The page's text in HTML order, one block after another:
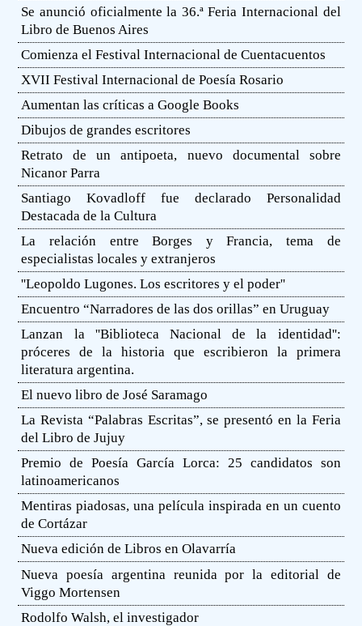
Se anunció oficialmente la 36.ª Feria Internacional del
Libro de Buenos Aires
Comienza el Festival Internacional de Cuentacuentos
XVII Festival Internacional de Poesía Rosario
Aumentan las críticas a Google Books
Dibujos de grandes escritores
Retrato de un antipoeta, nuevo documental sobre
Nicanor Parra
Santiago Kovadloff fue declarado Personalidad
Destacada de la Cultura
La relación entre Borges y Francia, tema de
especialistas locales y extranjeros
''Leopoldo Lugones. Los escritores y el poder''
Encuentro “Narradores de las dos orillas” en Uruguay
Lanzan la ''Biblioteca Nacional de la identidad'':
próceres de la historia que escribieron la primera
literatura argentina.
El nuevo libro de José Saramago
La Revista “Palabras Escritas”, se presentó en la Feria
del Libro de Jujuy
Premio de Poesía García Lorca: 25 candidatos son
latinoamericanos
Mentiras piadosas, una película inspirada en un cuento
de Cortázar
Nueva edición de Libros en Olavarría
Nueva poesía argentina reunida por la editorial de
Viggo Mortensen
Rodolfo Walsh, el investigador